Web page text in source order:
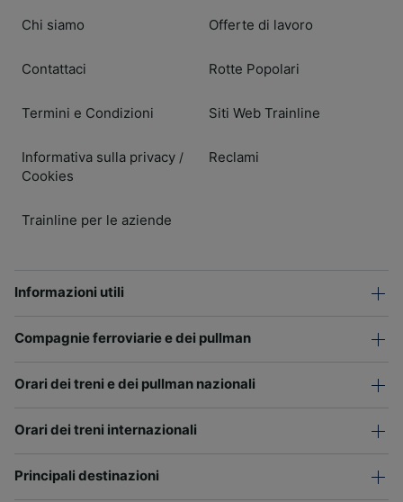
Chi siamo
Contattaci
Termini e Condizioni
Informativa sulla privacy /
Cookies
Trainline per le aziende
Offerte di lavoro
Rotte Popolari
Siti Web Trainline
Reclami
Informazioni utili
Compagnie ferroviarie e dei pullman
Orari dei treni e dei pullman nazionali
Orari dei treni internazionali
Principali destinazioni